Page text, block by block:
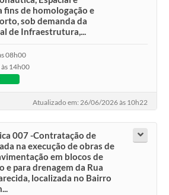
de homologação e
sob demanda da
de Infraestrutura,...
08h00
14h00
Atualizado em: 26/06/2026 às 10h22
007 -Contratação de
na execução de obras de
em blocos de
e para drenagem da Rua
localizada no Bairro